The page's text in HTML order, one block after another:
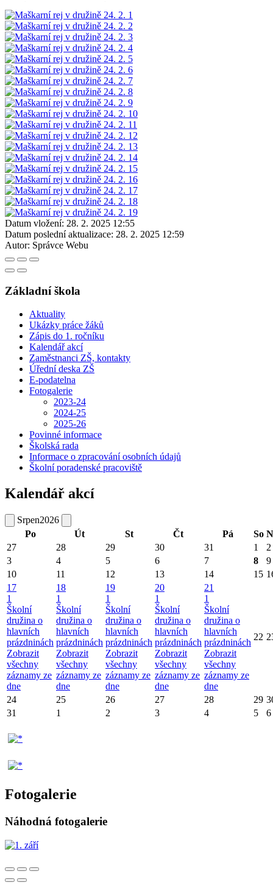
Datum vložení: 28. 2. 2025 12:55
Datum poslední aktualizace: 28. 2. 2025 12:59
Autor: Správce Webu
Základní škola
Aktuality
Ukázky práce žáků
Zápis do 1. ročníku
Kalendář akcí
Zaměstnanci ZŠ, kontakty
Úřední deska ZŠ
E-podatelna
Fotogalerie
2023-24
2024-25
2025-26
Povinné informace
Školská rada
Informace o zpracování osobních údajů
Školní poradenské pracoviště
Kalendář akcí
Srpen2026
Po
Út St Čt Pá So
27
28 29 30 31 1
2
3
4 5 6 7 8
9
10
11 12 13 14 15
17
1
Školní
družina o
hlavních
prázdninách
Zobrazit
všechny
záznamy ze
dne
18
1
Školní
družina o
hlavních
prázdninách
Zobrazit
všechny
záznamy ze
dne
19
1
Školní
družina o
hlavních
prázdninách
Zobrazit
všechny
záznamy ze
dne
20
1
Školní
družina o
hlavních
prázdninách
Zobrazit
všechny
záznamy ze
dne
21
1
Školní
družina o
hlavních
prázdninách
Zobrazit
všechny
záznamy ze
dne
22
24 25 26 27 28 29
31
1 2 3 4 5 6
Fotogalerie
Náhodná fotogalerie